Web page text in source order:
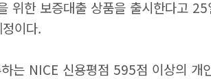
위한 보증대출 상품을 출시한다고
이다.
는 NICE 신용평점 595점 이상의 개